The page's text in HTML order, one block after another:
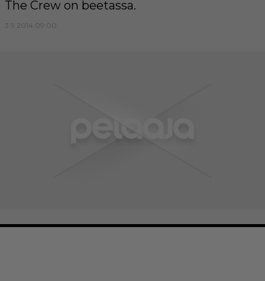
The Crew on beetassa.
3.9.2014 09:00